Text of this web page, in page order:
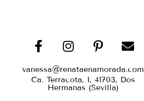
vanessa@renataenamorada.com
Ca. Terracota, 1, 41703, Dos
Hermanas (Sevilla)